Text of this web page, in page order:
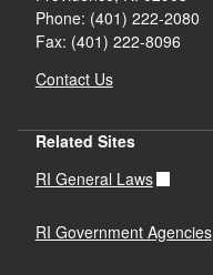
Phone: (401) 222-2080
Fax: (401) 222-8096
Contact Us
Related Sites
RI General Laws
RI Government Agencies